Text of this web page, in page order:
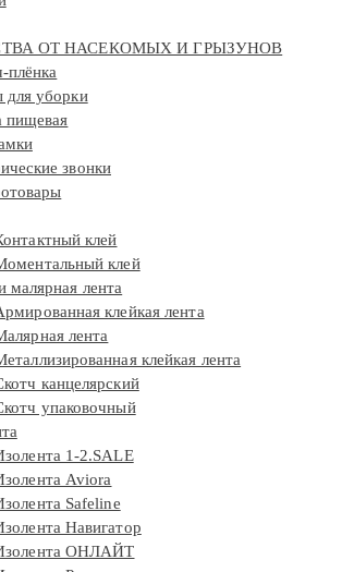
ОТ НАСЕКОМЫХ И ГРЫЗУНОВ
плёнка
для уборки
пищевая
звонки
клей
клей
малярная лента
клейкая лента
лента
клейкая лента
канцелярский
упаковочный
1-2.SALE
Aviora
Safeline
Навигатор
ОНЛАЙТ